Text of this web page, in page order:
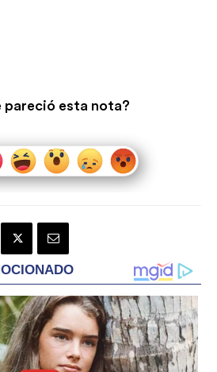
pareció esta nota?